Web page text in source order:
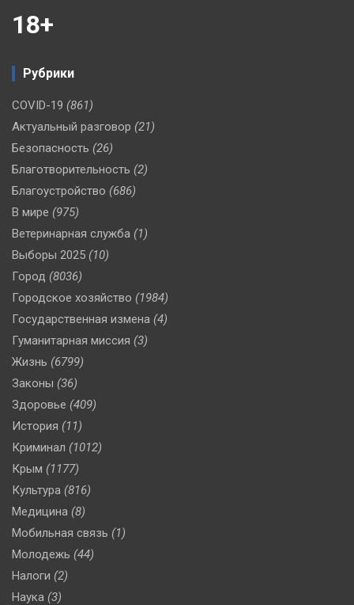
18+
Рубрики
COVID-19 (861)
Актуальный разговор (21)
Безопасность (26)
Благотворительность (2)
Благоустройство (686)
В мире (975)
Ветеринарная служба (1)
Выборы 2025 (10)
Город (8036)
Городское хозяйство (1984)
Государственная измена (4)
Гуманитарная миссия (3)
Жизнь (6799)
Законы (36)
Здоровье (409)
История (11)
Криминал (1012)
Крым (1177)
Культура (816)
Медицина (8)
Мобильная связь (1)
Молодежь (44)
Налоги (2)
Наука (3)